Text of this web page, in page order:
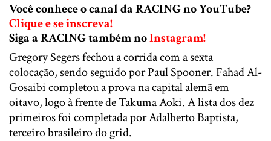
Você conhece o canal da RACING no YouTube?
Clique e se inscreva!
Siga a RACING também noInstagram!
Gregory Segers fechou a corrida com a sexta
colocação, sendo seguido por Paul Spooner. Fahad Al-
Gosaibi completou a prova na capital alemã em
oitavo, logo à frente de Takuma Aoki. A lista dos dez
primeiros foi completada por Adalberto Baptista,
terceiro brasileiro do grid.